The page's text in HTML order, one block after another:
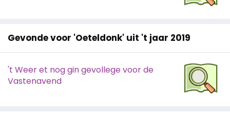
Gevonde voor 'Oeteldonk' uit 't jaar 2019
't Weer et nog gin gevollege voor de
Vastenavend